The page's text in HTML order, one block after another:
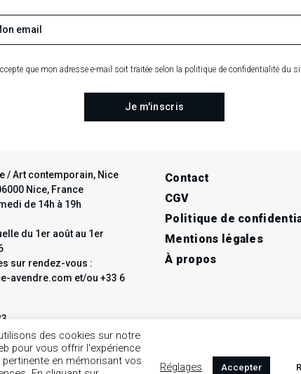
que mon adresse e-mail soit traitée selon la politique de confidentialité du
/ Art contemporain, Nice
Nice, France
de 14h à 19h
du 1er août au 1er
sur rendez-vous :
avendre.com et/ou +33 6
avendre.com
Contact
CGV
Politique de
Mentions légales
À propos
des cookies sur notre
pour vous offrir l'expérience
pertinente en mémorisant vos
Réglages Accepter